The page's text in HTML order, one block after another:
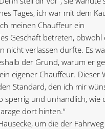
Tages, ich war mit dem
meinen Chauffeur ein
Geschäft betreten, obwohl
nicht verlassen durfte. Es
der Grund, warum er
eigener Chauffeur. Dieser
Standard, den ich mir
sperrig und unhandlich, wie
dort hinten.“
um die der